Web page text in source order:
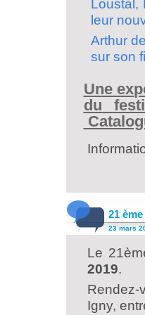
Loustal,
leur
Arthur
sur son
Une
du
21
23 mars
Le
2019.
Igny,